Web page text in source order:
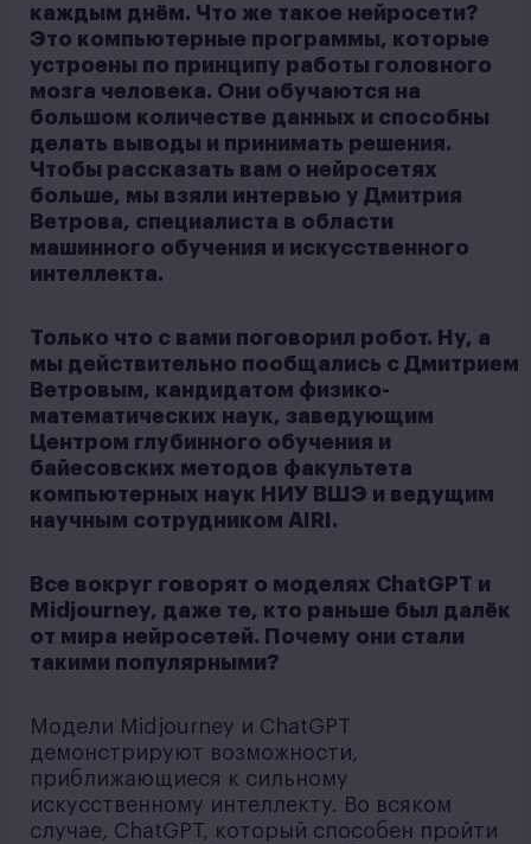
каждым днём. Что же такое нейросети?
Это компьютерные программы, которые
устроены по принципу работы головного
мозга человека. Они обучаются на
большом количестве данных и способны
делать выводы и принимать решения.
Чтобы рассказать вам о нейросетях
больше, мы взяли интервью у Дмитрия
Ветрова, специалиста в области
машинного обучения и искусственного
интеллекта.
Только что с вами поговорил робот. Ну, а
мы действительно пообщались с Дмитрием
Ветровым, кандидатом физико-
математических наук, заведующим
Центром глубинного обучения и
байесовских методов факультета
компьютерных наук НИУ ВШЭ и ведущим
научным сотрудником AIRI.
Все вокруг говорят о моделях ChatGPT и
Midjourney, даже те, кто раньше был далёк
от мира нейросетей. Почему они стали
такими популярными?
Модели Midjourney и ChatGPT
демонстрируют возможности,
приближающиеся к сильному
искусственному интеллекту. Во всяком
случае, ChatGPT, который способен пройти